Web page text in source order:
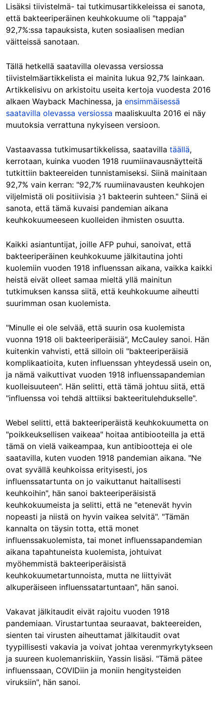
Lisäksi tiivistelmä- tai tutkimusartikkeleissa ei sanota,
että bakteeriperäinen keuhkokuume oli "tappaja"
92,7%:ssa tapauksista, kuten sosiaalisen median
väitteissä sanotaan.
Tällä hetkellä saatavilla olevassa versiossa
tiivistelmäartikkelista ei mainita lukua 92,7% lainkaan.
Artikkelisivu on arkistoitu useita kertoja vuodesta 2016
alkaen Wayback Machinessa, ja ensimmäisessä
saatavilla olevassa versiossa maaliskuulta 2016 ei näy
muutoksia verrattuna nykyiseen versioon.
Vastaavassa tutkimusartikkelissa, saatavilla täällä,
kerrotaan, kuinka vuoden 1918 ruumiinavausnäytteitä
tutkittiin bakteereiden tunnistamiseksi. Siinä mainitaan
92,7% vain kerran: "92,7% ruumiinavausten keuhkojen
viljelmistä oli positiivisia ⩾1 bakteerin suhteen." Siinä ei
sanota, että tämä kuvaisi pandemian aikana
keuhkokuumeeseen kuolleiden ihmisten osuutta.
Kaikki asiantuntijat, joille AFP puhui, sanoivat, että
bakteeriperäinen keuhkokuume jälkitautina johti
kuolemiin vuoden 1918 influenssan aikana, vaikka kaikki
heistä eivät olleet samaa mieltä yllä mainitun
tutkimuksen kanssa siitä, että keuhkokuume aiheutti
suurimman osan kuolemista.
"Minulle ei ole selvää, että suurin osa kuolemista
vuonna 1918 oli bakteeriperäisiä", McCauley sanoi. Hän
kuitenkin vahvisti, että silloin oli "bakteeriperäisiä
komplikaatioita, kuten influenssan yhteydessä usein on,
ja nämä vaikuttivat vuoden 1918 influenssapandemian
kuolleisuuteen". Hän selitti, että tämä johtuu siitä, että
"influenssa voi tehdä alttiiksi bakteeritulehdukselle".
Webel selitti, että bakteeriperäistä keuhkokuumetta on
"poikkeuksellisen vaikeaa" hoitaa antibiooteilla ja että
tämä on vielä vaikeampaa, kun antibiootteja ei ole
saatavilla, kuten vuoden 1918 pandemian aikana. "Ne
ovat syvällä keuhkoissa erityisesti, jos
influenssatartunta on jo vaikuttanut haitallisesti
keuhkoihin", hän sanoi bakteeriperäisistä
keuhkokuumeista ja selitti, että ne "etenevät hyvin
nopeasti ja niistä on hyvin vaikea selvitä". "Tämän
kannalta on täysin totta, että monet
influenssakuolemista, tai monet influenssapandemian
aikana tapahtuneista kuolemista, johtuivat
myöhemmistä bakteeriperäisistä
keuhkokuumetartunnoista, mutta ne liittyivät
alkuperäiseen influenssatartuntaan", hän sanoi.
Vakavat jälkitaudit eivät rajoitu vuoden 1918
pandemiaan. Virustartuntaa seuraavat, bakteereiden,
sienten tai virusten aiheuttamat jälkitaudit ovat
tyypillisesti vakavia ja voivat johtaa verenmyrkytykseen
ja suureen kuolemanriskiin, Yassin lisäsi. "Tämä pätee
influenssaan, COVIDiin ja moniin hengitysteiden
viruksiin", hän sanoi.